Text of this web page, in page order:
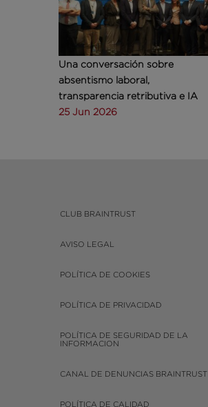
Una conversación sobre
absentismo laboral,
transparencia retributiva e IA
25 Jun 2026
CLUB BRAINTRUST
AVISO LEGAL
POLÍTICA DE COOKIES
POLÍTICA DE PRIVACIDAD
POLÍTICA DE SEGURIDAD DE LA
INFORMACION
CANAL DE DENUNCIAS BRAINTRUST
POLÍTICA DE CALIDAD